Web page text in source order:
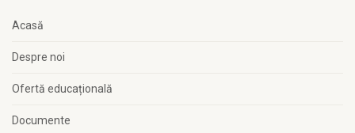
Acasă
Despre noi
Ofertă educațională
Documente